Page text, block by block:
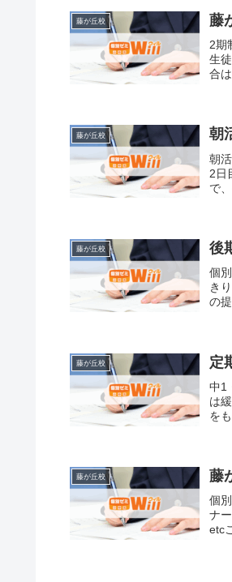
藤が丘校 藤
2期
生
合
藤が丘校 朝
朝
2日
で
藤が丘校 後
個
き
の
藤が丘校 定
中1
は
を
藤が丘校 藤
個
ナ
etc